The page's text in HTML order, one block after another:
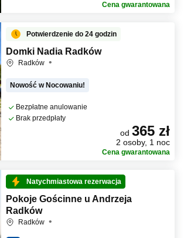
Cena gwarantowana
Potwierdzenie do 24 godzin
Domki Nadia Radków
Radków
Nowość w Nocowaniu!
Bezpłatne anulowanie
Brak przedpłaty
od 365 zł
2 osoby, 1 noc
Cena gwarantowana
Natychmiastowa rezerwacja
Pokoje Gościnne u Andrzeja
Radków
Radków